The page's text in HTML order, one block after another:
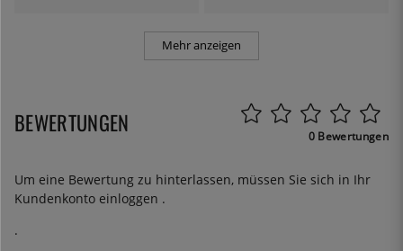
Mehr anzeigen
BEWERTUNGEN 0 Bewertungen
Um eine Bewertung zu hinterlassen, müssen Sie sich in Ihr
Kundenkonto einloggen .
.